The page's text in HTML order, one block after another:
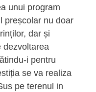
unui program
preșcolar nu doar
dar și
dezvoltarea
i pentru
se va realiza
pe terenul in